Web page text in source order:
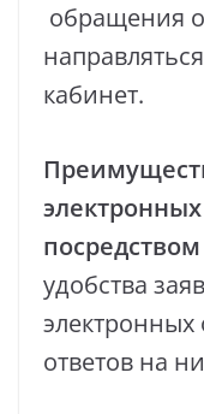
обращения
кабинет.
удобства
ответов на